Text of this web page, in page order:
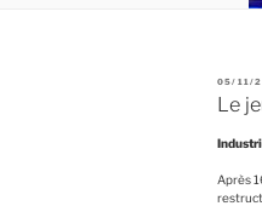
P
É
05/11/
Le
Après